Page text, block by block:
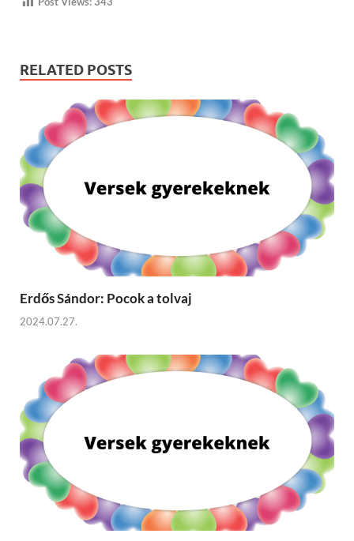
RELATED POSTS
Erdős Sándor: Pocok a tolvaj
2024.07.27.